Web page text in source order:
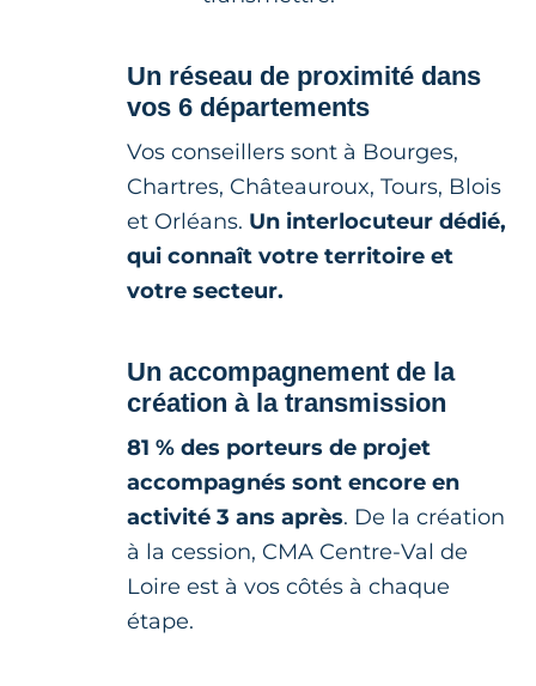
Un réseau de proximité dans
vos 6 départements
Vos conseillers sont à Bourges,
Chartres, Châteauroux, Tours, Blois
et Orléans. Un interlocuteur dédié,
qui connaît votre territoire et
votre secteur.
Un accompagnement de la
création à la transmission
81 % des porteurs de projet
accompagnés sont encore en
activité 3 ans après. De la création
à la cession, CMA Centre-Val de
Loire est à vos côtés à chaque
étape.